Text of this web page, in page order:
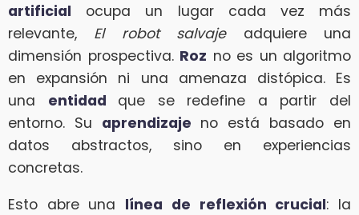
artificial ocupa un lugar cada vez más
relevante, El robot salvajeadquiere una
dimensión prospectiva. Roz no es un algoritmo
en expansión ni una amenaza distópica. Es
una entidad que se redefine a partir del
entorno. Su aprendizaje no está basado en
datos abstractos, sino en experiencias
concretas.
Esto abre una línea de reflexión crucial: la